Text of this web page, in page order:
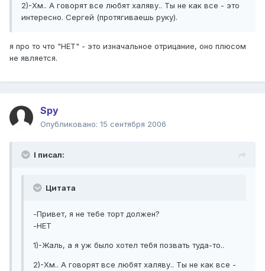
2)-Хм.. А говорят все любят халяву.. Ты не как все - это
интересно. Сергей (протягиваешь руку).
я про то что "НЕТ" - это изначальное отрицание, оно плюсом
не является.
Spy
Опубликовано: 15 сентября 2006
I писал:
Цитата
-Привет, я не тебе торт должен?
-НЕТ
1)-Жаль, а я уж было хотел тебя позвать туда-то..
2)-Хм.. А говорят все любят халяву.. Ты не как все -